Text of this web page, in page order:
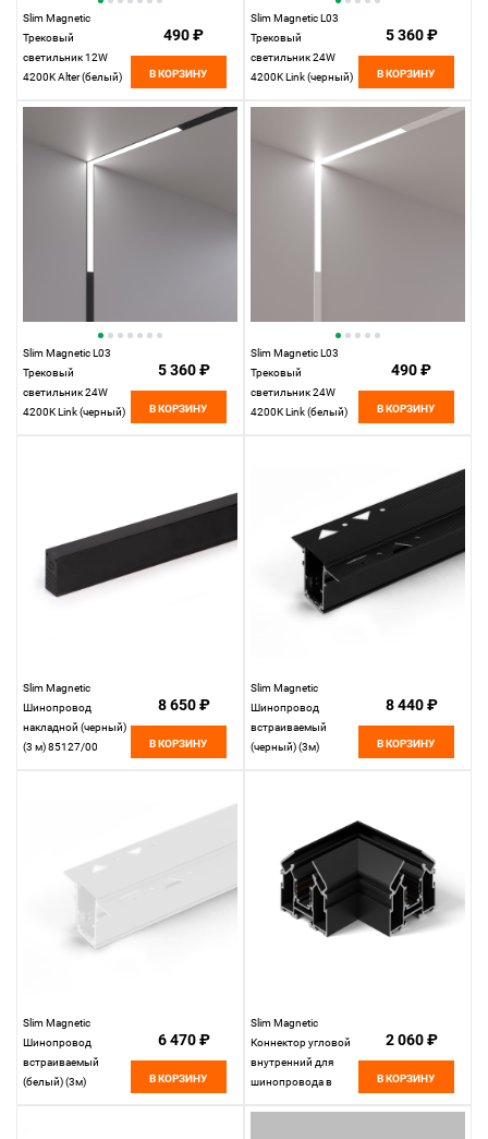
Slim Magnetic
Трековый
светильник 12W
4200K Alter (белый)
490 ₽
В КОРЗИНУ
Slim Magnetic L03
Трековый
светильник 24W
4200K Link (черный)
5 360 ₽
В КОРЗИНУ
Slim Magnetic L03
Трековый
светильник 24W
4200K Link (черный)
5 360 ₽
В КОРЗИНУ
Slim Magnetic L03
Трековый
светильник 24W
4200K Link (белый)
490 ₽
В КОРЗИНУ
Slim Magnetic
Шинопровод
накладной (черный)
(3 м) 85127/00
8 650 ₽
В КОРЗИНУ
Slim Magnetic
Шинопровод
встраиваемый
(черный) (3м)
8 440 ₽
В КОРЗИНУ
Slim Magnetic
Шинопровод
встраиваемый
(белый) (3м)
6 470 ₽
В КОРЗИНУ
Slim Magnetic
Коннектор угловой
внутренний для
шинопровода в
2 060 ₽
В КОРЗИНУ